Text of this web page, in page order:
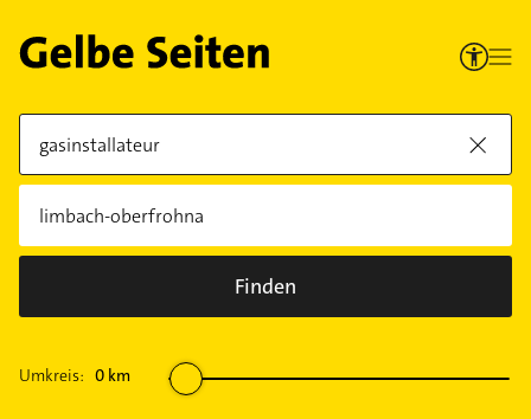
Finden
Umkreis: 0 km